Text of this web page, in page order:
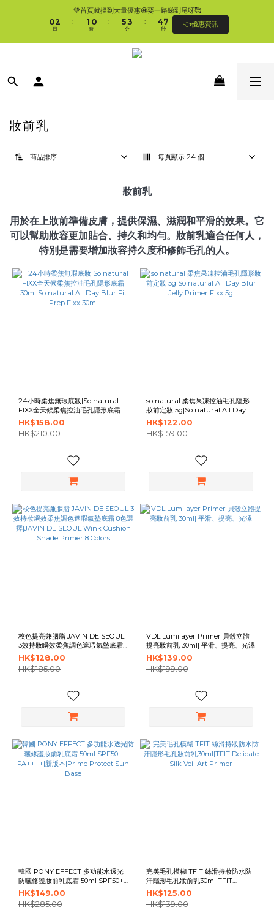
🛍香港購物滿$250免順豐自提櫃🚛 | 香港滿$350/澳門滿$499即免運費直接送上門
💚首頁就搵到大量優惠😀要一路睇到尾呀🥰
02
1
0
日
:
2
1
0
1
0
時
:
6
5
4
3
4
3
2
1
分
:
5
4
3
2
7
6
5
4
秒
👈優惠資訊
🛍香港購物滿$250免順豐自提櫃🚛 | 香港滿$350/澳門滿$499即免運費直接送上門
妝前乳
商品排序 每頁顯示 24 個
妝前乳
用於在上妝前準備皮膚，提供保濕、滋潤和平滑的效果。它
可以幫助妝容更加貼合、持久和均勻。妝前乳適合任何人，
特別是需要增加妝容持久度和修飾毛孔的人。
24小時柔焦無瑕底妝|So natural
FIXX全天候柔焦控油毛孔隱形底霜
30ml|So natural All Day Blur Fit
Prep Fixx 30ml
HK$158.00
HK$210.00
so natural 柔焦果凍控油毛孔隱形
妝前定妝 5g|So natural All Day
Blur Jelly Primer Fixx 5g
HK$122.00
HK$159.00
校色提亮兼胭脂 JAVIN DE SEOUL
3效持妝瞬效柔焦調色遮瑕氣墊底霜
8色選擇|JAVIN DE SEOUL Wink
Cushion Shade Primer 8 Colors
HK$128.00
HK$185.00
VDL Lumilayer Primer 貝殼立體
提亮妝前乳 30ml| 平滑、提亮、光澤
HK$139.00
HK$199.00
韓國 PONY EFFECT 多功能水透光
防曬修護妝前乳底霜 50ml SPF50+
PA++++|新版本|Prime Protect
Sun Base
HK$149.00
HK$285.00
完美毛孔模糊 TFIT 絲滑持妝防水防
汗隱形毛孔妝前乳30ml|TFIT
Delicate Silk Veil Art Primer
HK$125.00
HK$139.00